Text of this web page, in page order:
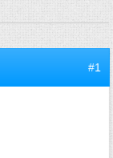
#1